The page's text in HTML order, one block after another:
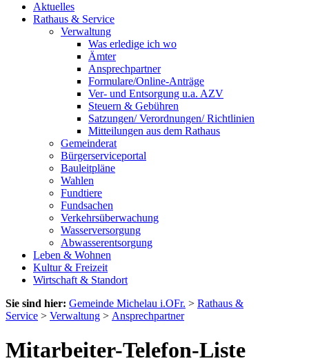
Aktuelles
Rathaus & Service
Verwaltung
Was erledige ich wo
Ämter
Ansprechpartner
Formulare/Online-Anträge
Ver- und Entsorgung u.a. AZV
Steuern & Gebühren
Satzungen/ Verordnungen/ Richtlinien
Mitteilungen aus dem Rathaus
Gemeinderat
Bürgerserviceportal
Bauleitpläne
Wahlen
Fundtiere
Fundsachen
Verkehrsüberwachung
Wasserversorgung
Abwasserentsorgung
Leben & Wohnen
Kultur & Freizeit
Wirtschaft & Standort
Sie sind hier: Gemeinde Michelau i.OFr. > Rathaus &
Service > Verwaltung > Ansprechpartner
Mitarbeiter-Telefon-Liste